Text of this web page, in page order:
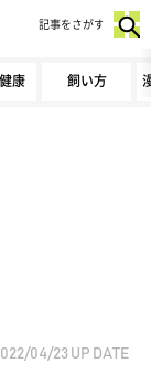
康 飼い方
記事をさがす
04/23 UP DATE